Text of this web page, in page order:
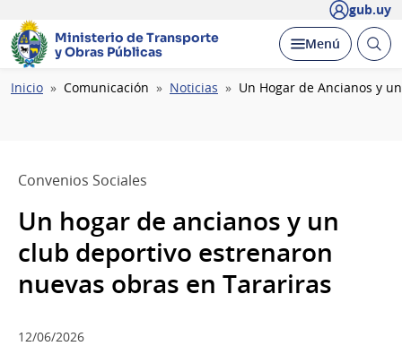
gub.uy
Ministerio de Transporte
y Obras Públicas
Desplegar
Menú Abrir
Ruta
Inicio Comunicación Noticias Un Hogar de Ancianos y
Convenios Sociales
Un hogar de ancianos y un
club deportivo estrenaron
nuevas obras en Tarariras
12/06/2026